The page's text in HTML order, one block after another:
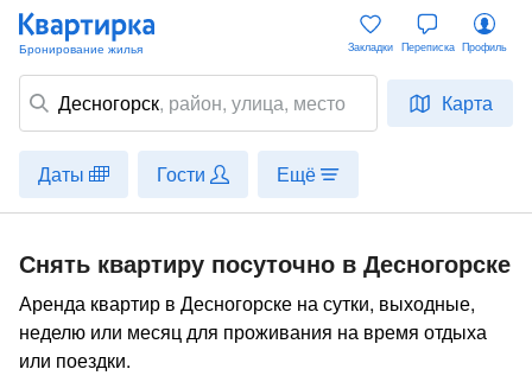
Десногорск, район, улица, место Карта
Закладки Переписка Профиль
Даты Гости Ещё
Снять квартиру посуточно в Десногорске
Аренда квартир в Десногорске на сутки, выходные,
неделю или месяц для проживания на время отдыха
или поездки.